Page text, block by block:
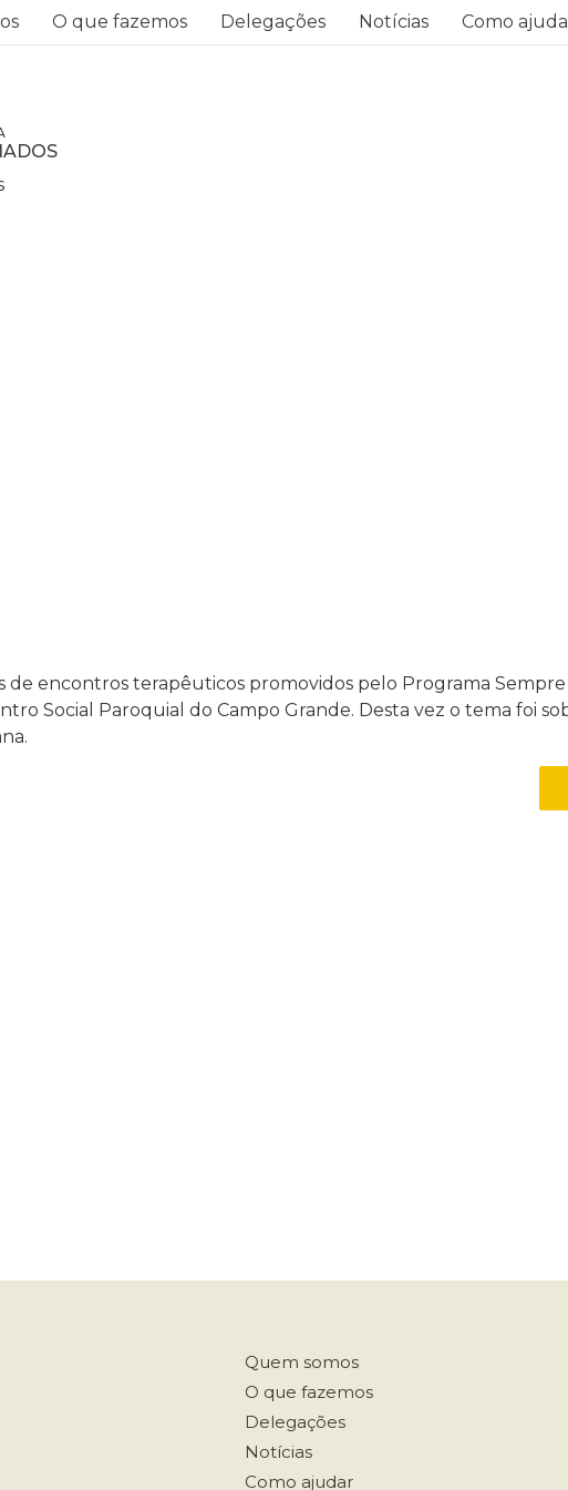
O que fazemos Delegações Notícias Como
de encontros terapêuticos promovidos pelo Programa Sempre
Social Paroquial do Campo Grande. Desta vez o tema foi
Quem somos
O que fazemos
Delegações
Notícias
Como ajudar